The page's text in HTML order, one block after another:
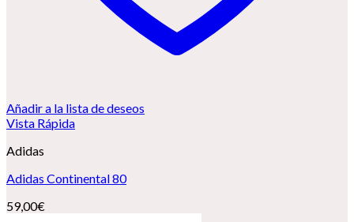
Añadir a la lista de deseos
Vista Rápida
Adidas
Adidas Continental 80
59,00€